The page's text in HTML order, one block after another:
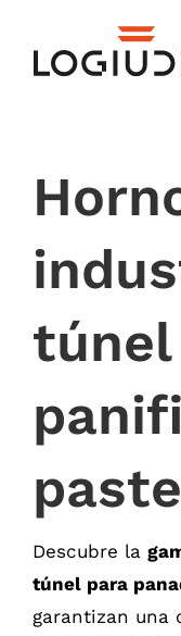
content
Descubre la
túnel para
garantizan una